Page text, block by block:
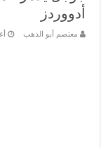
أدووردز
معتصم أبو الذهب